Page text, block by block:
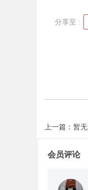
分享至 :
上一篇：暂无
会员评论